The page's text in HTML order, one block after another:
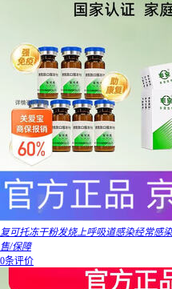
复可托冻干粉发烧上呼吸道感染经常感
售/保障
0条评价